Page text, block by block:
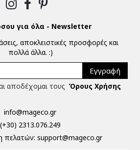
για όλα - Newsletter
αποκλειστικές προσφορές και
πολλά άλλα. :)
Εγγραφή
αποδέχομαι τους Όρους Χρήσης
info@mageco.gr
(+30) 2313.076.249
πελατών: support@mageco.gr